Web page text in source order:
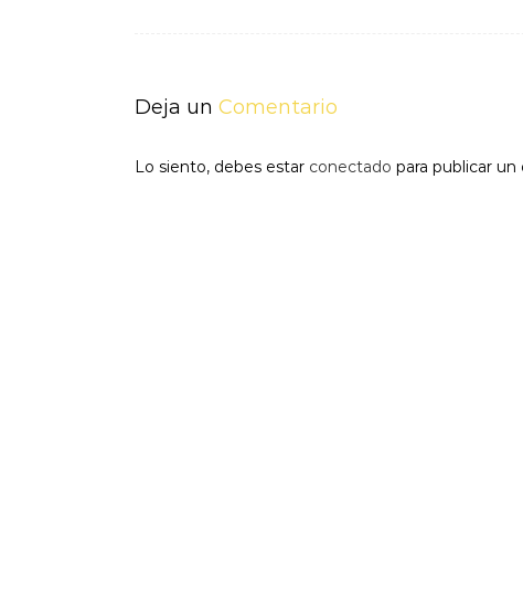
Deja un Comentario
Lo siento, debes estar conectado para publicar